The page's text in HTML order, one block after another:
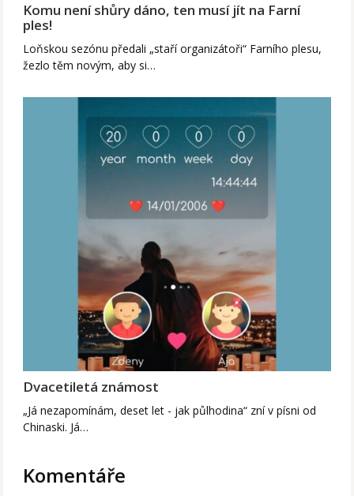
Komu není shůry dáno, ten musí jít na Farní
ples!
Loňskou sezónu předali „staří organizátoři“ Farního plesu,
žezlo těm novým, aby si…
Dvacetiletá známost
„Já nezapomínám, deset let - jak půlhodina“ zní v písni od
Chinaski. Já…
Komentáře